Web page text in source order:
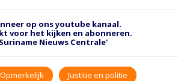
op ons youtube kanaal.
voor het kijken en abonneren.
Nieuws Centrale'
Opmerkelijk Justitie en politie